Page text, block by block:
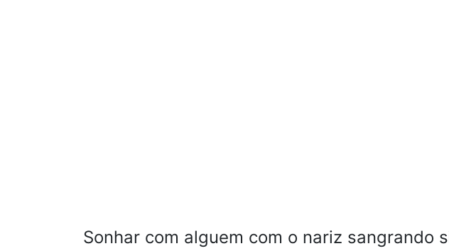
Sonhar com alguem com o nariz sangrando